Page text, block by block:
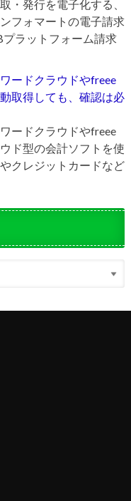
・発行を電子化する、
フォマートの電子請求
ラットフォーム請求
ードクラウドやfreee
取得しても、確認は必
ードクラウドやfreee
ド型の会計ソフトを使
クレジットカードなど